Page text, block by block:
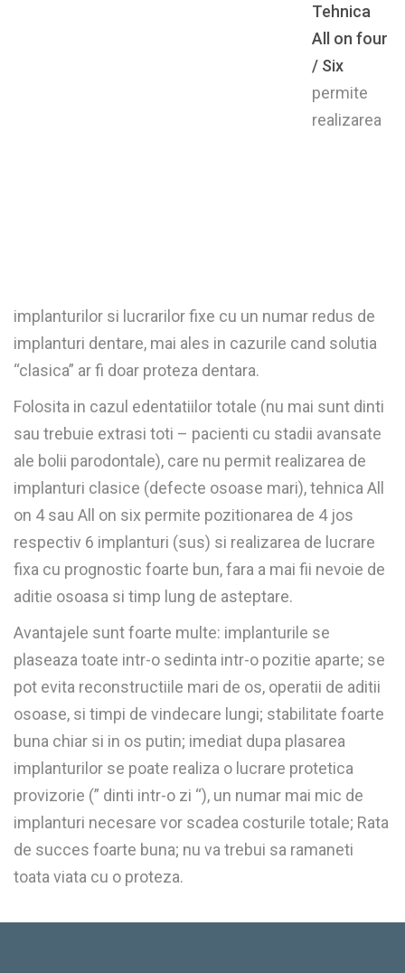
Tehnica
All on four
/ Six
permite
realizarea
implanturilor si lucrarilor fixe cu un numar redus de
implanturi dentare, mai ales in cazurile cand solutia
“clasica” ar fi doar proteza dentara.
Folosita in cazul edentatiilor totale (nu mai sunt dinti
sau trebuie extrasi toti – pacienti cu stadii avansate
ale bolii parodontale), care nu permit realizarea de
implanturi clasice (defecte osoase mari), tehnica All
on 4 sau All on six permite pozitionarea de 4 jos
respectiv 6 implanturi (sus) si realizarea de lucrare
fixa cu prognostic foarte bun, fara a mai fii nevoie de
aditie osoasa si timp lung de asteptare.
Avantajele sunt foarte multe: implanturile se
plaseaza toate intr-o sedinta intr-o pozitie aparte; se
pot evita reconstructiile mari de os, operatii de aditii
osoase, si timpi de vindecare lungi; stabilitate foarte
buna chiar si in os putin; imediat dupa plasarea
implanturilor se poate realiza o lucrare protetica
provizorie (” dinti intr-o zi “), un numar mai mic de
implanturi necesare vor scadea costurile totale; Rata
de succes foarte buna; nu va trebui sa ramaneti
toata viata cu o proteza.